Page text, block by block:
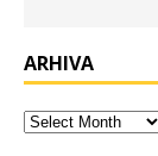
ARHIVA